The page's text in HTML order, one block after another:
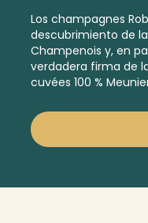
Los champagnes
descubrimiento de
Champenois y, en
verdadera firma de
cuvées 100 %